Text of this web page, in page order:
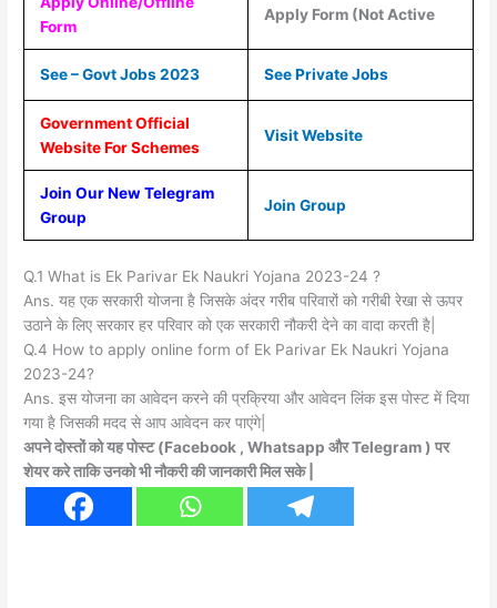
Form
Apply Form (Not Active
See – Govt Jobs 2023 See Private Jobs
Government Official
Website For Schemes
Visit Website
Join Our New Telegram
Group
Join Group
Q.1 What is Ek Parivar Ek Naukri Yojana 2023-24 ?
Ans. यह एक सरकारी योजना है जिसके अंदर गरीब परिवारों को गरीबी रेखा से ऊपर
उठाने के लिए सरकार हर परिवार को एक सरकारी नौकरी देने का वादा करती है|
Q.4 How to apply online form of Ek Parivar Ek Naukri Yojana
2023-24?
Ans. इस योजना का आवेदन करने की प्रक्रिया और आवेदन लिंक इस पोस्ट में दिया
गया है जिसकी मदद से आप आवेदन कर पाएंगे|
अपने दोस्तों को यह पोस्ट (Facebook , Whatsapp और Telegram ) पर
शेयर करे ताकि उनको भी नौकरी की जानकारी मिल सके |